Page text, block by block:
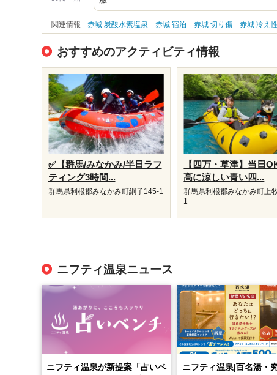
関連情報 赤城 炭酸水素塩泉 赤城 宿泊 赤城 切り傷 赤城 冷え
おすすめのアクティビティ情報
✅【群馬/みなかみ/半日ラフ
ティング3時間...
群馬県利根郡みなかみ町綱子145-1
【四万・草津】当日
高に涼しい青い四...
群馬県利根郡みなかみ町上
1
ニフティ温泉ニュース
ニフティ温泉が新提案「占いベ
ニフティ温泉|百名湯・